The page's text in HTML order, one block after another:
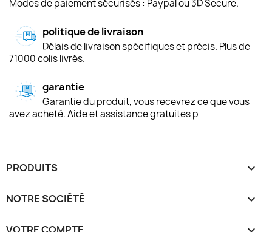
Modes de paiement sécurisés : Paypal ou 3D Secure.
politique de livraison
Délais de livraison spécifiques et précis. Plus de
71000 colis livrés.
garantie
Garantie du produit, vous recevrez ce que vous
avez acheté. Aide et assistance gratuites p
PRODUITS 
NOTRE SOCIÉTÉ 